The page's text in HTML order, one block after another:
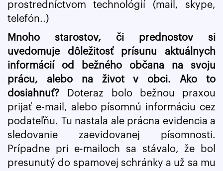
prostredníctvom technológií (mail, skype,
telefón..)
Mnoho starostov, či prednostov si
uvedomuje dôležitosť prísunu aktuálnych
informácií od bežného občana na svoju
prácu, alebo na život v obci. Ako to
dosiahnuť? Doteraz bolo bežnou praxou
prijať e-mail, alebo písomnú informáciu cez
podateľňu. Tu nastala ale prácna evidencia a
sledovanie zaevidovanej písomnosti.
Prípadne pri e-mailoch sa stávalo, že bol
presunutý do spamovej schránky a už sa mu